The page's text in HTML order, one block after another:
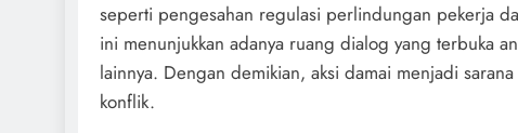
seperti pengesahan regulasi perlindungan pekerja
ini menunjukkan adanya ruang dialog yang terbuka
lainnya. Dengan demikian, aksi damai menjadi
konflik.